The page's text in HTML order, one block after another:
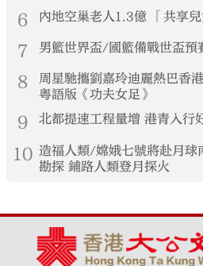
6 內地空巢老人1.3億 「共享
7 男籃世界盃/國籃備戰世盃
8
周星馳攜劉嘉玲迪麗熱巴香
粵語版《功夫女足》
9 北都提速工程量增 港青入行
10 造福人類/嫦娥七號將赴月球
勘探 鋪路人類登月探火